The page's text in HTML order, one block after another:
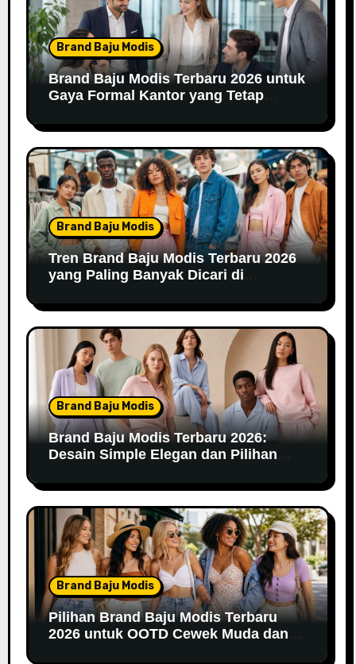
Brand Baju Modis
Brand Baju Modis Terbaru 2026 untuk
Gaya Formal Kantor yang Tetap
Brand Baju Modis
Tren Brand Baju Modis Terbaru 2026
yang Paling Banyak Dicari di
Brand Baju Modis
Brand Baju Modis Terbaru 2026:
Desain Simple Elegan dan Pilihan
Brand Baju Modis
Pilihan Brand Baju Modis Terbaru
2026 untuk OOTD Cewek Muda dan